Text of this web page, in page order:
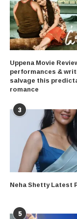
Uppena Movie
performances &
salvage this
romance
3
Neha Shetty Latest
5